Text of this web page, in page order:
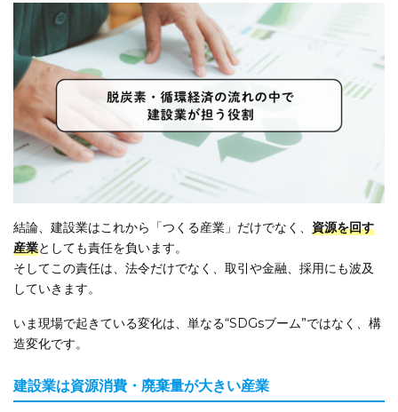
結論、建設業はこれから「つくる産業」だけでなく、 資源を回す
産業としても責任を負います。
そしてこの責任は、法令だけでなく、取引や金融、採用にも波及
していきます。
いま現場で起きている変化は、単なる“SDGsブーム”ではなく、構
造変化です。
建設業は資源消費・廃棄量が大きい産業